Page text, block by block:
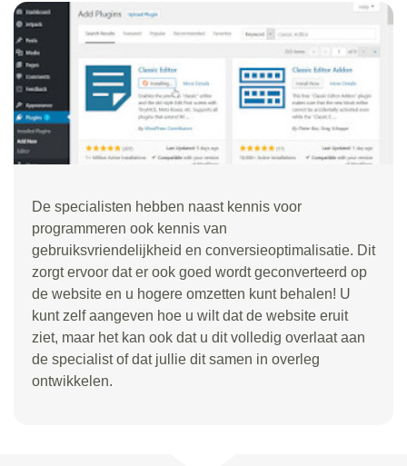
De specialisten hebben naast kennis voor
programmeren ook kennis van
gebruiksvriendelijkheid en conversieoptimalisatie. Dit
zorgt ervoor dat er ook goed wordt geconverteerd op
de website en u hogere omzetten kunt behalen! U
kunt zelf aangeven hoe u wilt dat de website eruit
ziet, maar het kan ook dat u dit volledig overlaat aan
de specialist of dat jullie dit samen in overleg
ontwikkelen.